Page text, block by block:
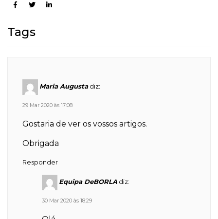
Tags
Maria Augusta diz:
29 Mar 2020 às 17:08
Gostaria de ver os vossos artigos.
Obrigada
Responder
Equipa DeBORLA diz:
30 Mar 2020 às 18:29